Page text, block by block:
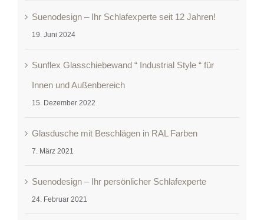
Suenodesign – Ihr Schlafexperte seit 12 Jahren!
19. Juni 2024
Sunflex Glasschiebewand “ Industrial Style “ für
Innen und Außenbereich
15. Dezember 2022
Glasdusche mit Beschlägen in RAL Farben
7. März 2021
Suenodesign – Ihr persönlicher Schlafexperte
24. Februar 2021